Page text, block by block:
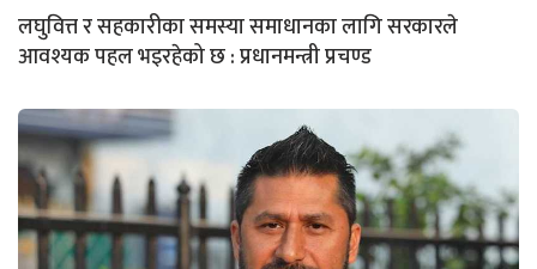
लघुवित्त र सहकारीका समस्या समाधानका लागि सरकारले
आवश्यक पहल भइरहेको छ : प्रधानमन्त्री प्रचण्ड